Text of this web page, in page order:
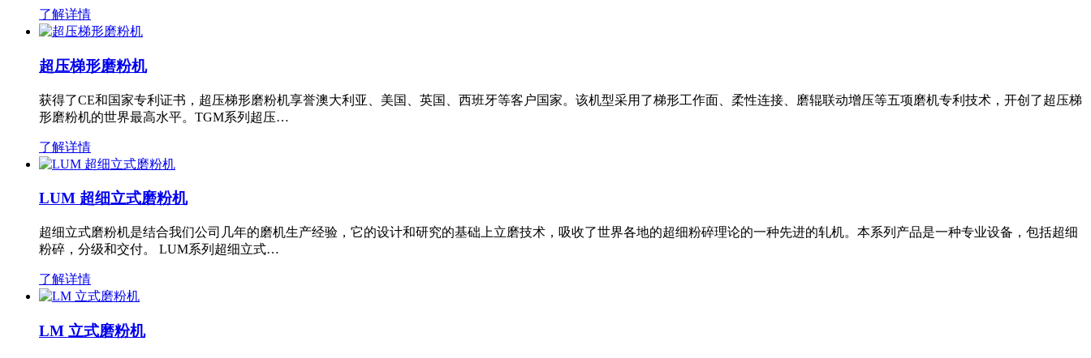
了解详情
超压梯形磨粉机
获得了CE和国家专利证书，超压梯形磨粉机享誉澳大利亚、美国、英国、西班牙等客户国家。该机型采用了梯形工作面、柔性连接、磨辊联动增压等五项磨机专利技术，开创了超压梯
形磨粉机的世界最高水平。TGM系列超压…
了解详情
LUM 超细立式磨粉机
超细立式磨粉机是结合我们公司几年的磨机生产经验，它的设计和研究的基础上立磨技术，吸收了世界各地的超细粉碎理论的一种先进的轧机。本系列产品是一种专业设备，包括超细
粉碎，分级和交付。 LUM系列超细立式…
了解详情
LM 立式磨粉机